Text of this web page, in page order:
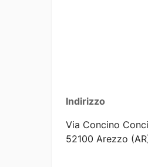
Indirizzo
Via Concino
52100 Arezzo